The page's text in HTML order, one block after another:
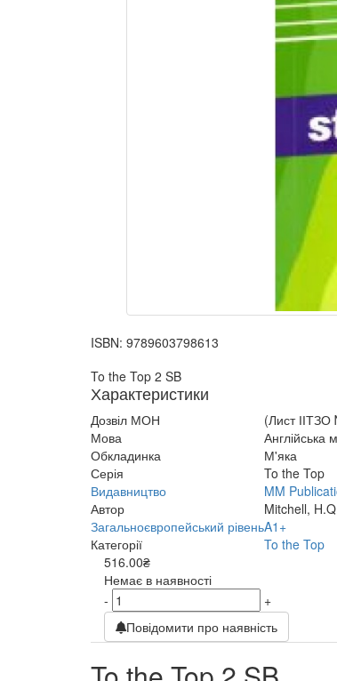
ISBN: 9789603798613
To the Top 2 SB
Характеристики
Дозвіл МОН
(Лист
Мова
Англійська
Обкладинка
М'яка
Серія
To the Top
Видавництво
MM
Автор
Mitchell,
Загальноєвропейський рівеньA1+
Категорії
To the Top
516.00₴
Немає в наявності
-
+
Повідомити про наявність